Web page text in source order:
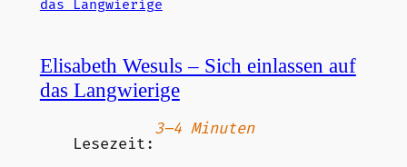
Elisabeth Wesuls – Sich einlassen auf
das Langwierige
Lesezeit:
3–4 Minuten